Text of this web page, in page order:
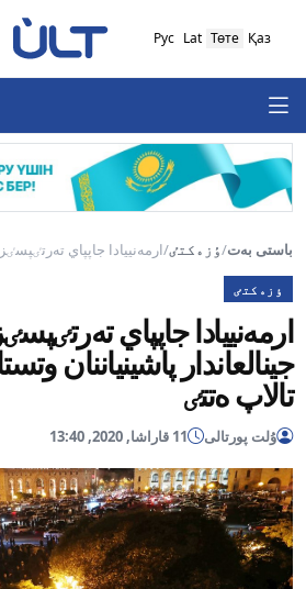
Қаз
Төте
Lat
Рус
باستى بەت/ٶزەكتٸ/ارمەنييادا جاپپاي
ٶزەكتٸ
ارمەنييادا جاپپاي
جينالعاندار پاشينياننان
تالاپ ەتتٸ
ۇلت پورتالى 11 قاراشا, 2020, 13:40